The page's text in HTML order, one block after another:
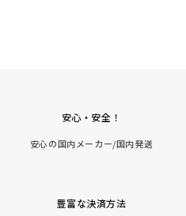
安心・安全！
安心の国内メーカー/国内発送
豊富な決済方法